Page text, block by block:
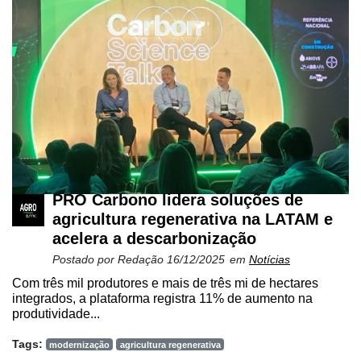
PRO Carbono lidera soluções de
agricultura regenerativa na LATAM e
acelera a descarbonização
Postado por Redação 16/12/2025 em Notícias
Com três mil produtores e mais de três mi de hectares
integrados, a plataforma registra 11% de aumento na
produtividade...
Tags: modernização
agricultura regenerativa